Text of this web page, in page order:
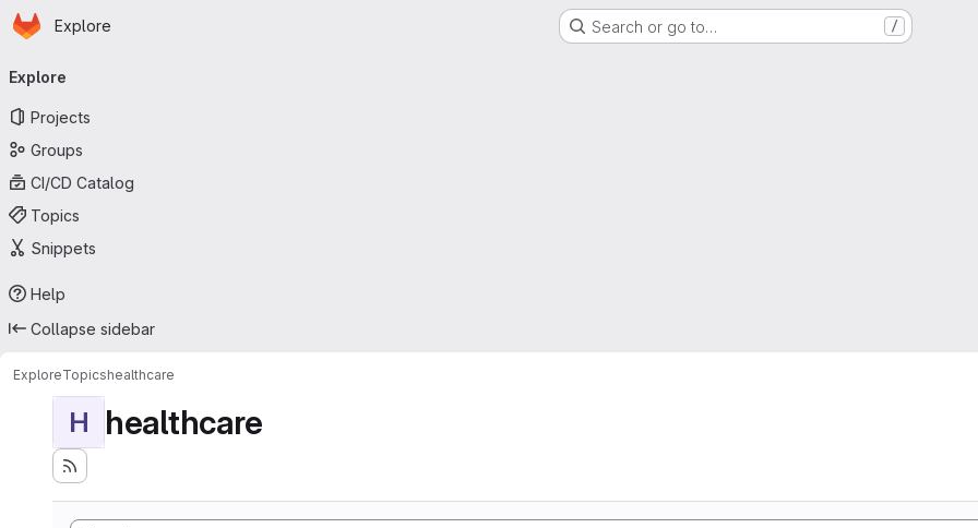
Skip to main content
Homepage
Explore Search or go to… /
navigation
Explore
Projects
Groups
CI/CD Catalog
Topics
Snippets
Help
Collapse sidebar
ExploreTopicshealthcare
H healthcare